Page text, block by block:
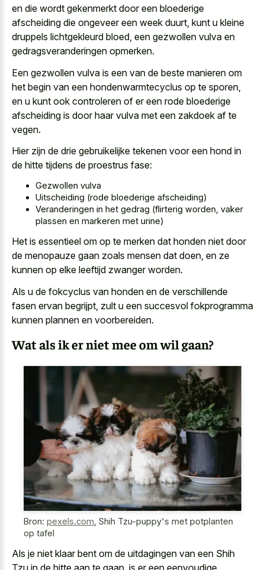
en die wordt gekenmerkt door een bloederige
afscheiding die ongeveer een week duurt, kunt u kleine
druppels lichtgekleurd bloed, een gezwollen vulva en
gedragsveranderingen opmerken.
Een gezwollen vulva is een van de beste manieren om
het begin van een hondenwarmtecyclus op te sporen,
en u kunt ook controleren of er een rode bloederige
afscheiding is door haar vulva met een zakdoek af te
vegen.
Hier zijn de drie gebruikelijke tekenen voor een hond in
de hitte tijdens de proestrus fase:
Gezwollen vulva
Uitscheiding (rode bloederige afscheiding)
Veranderingen in het gedrag (flirterig worden, vaker
plassen en markeren met urine)
Het is essentieel om op te merken dat honden niet door
de menopauze gaan zoals mensen dat doen, en ze
kunnen op elke leeftijd zwanger worden.
Als u de fokcyclus van honden en de verschillende
fasen ervan begrijpt, zult u een succesvol fokprogramma
kunnen plannen en voorbereiden.
Wat als ik er niet mee om wil gaan?
Bron: pexels.com Shih Tzu-puppy's met potplanten
op tafel
Als je niet klaar bent om de uitdagingen van een Shih